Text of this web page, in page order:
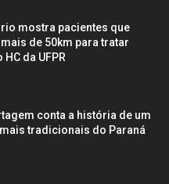
mostra pacientes que
de 50km para tratar
da UFPR
conta a história de um
tradicionais do Paraná